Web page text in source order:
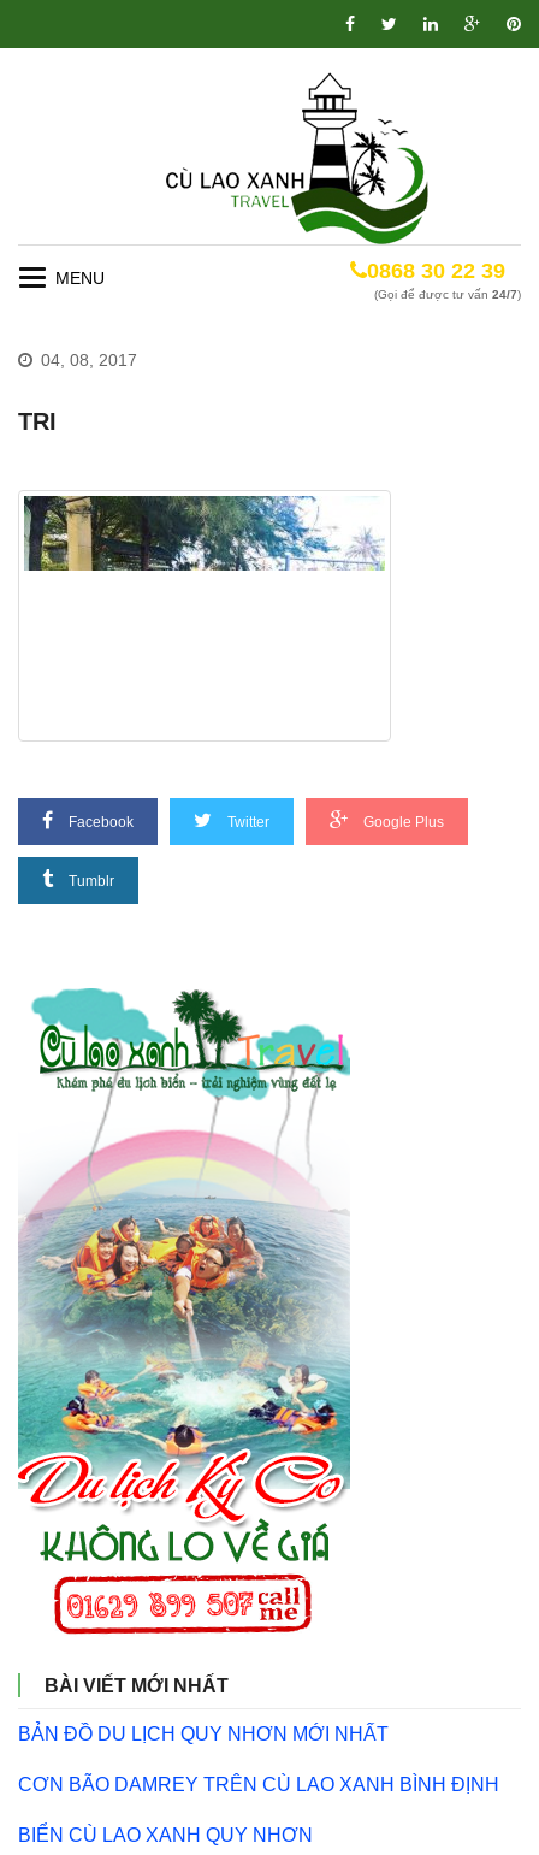
Toggle
0868 30 22 39
(Gọi để được tư vấn 24/7)
04, 08, 2017
TRI
Facebook Twitter Google Plus
Tumblr
BÀI VIẾT MỚI NHẤT
BẢN ĐỒ DU LỊCH QUY NHƠN MỚI NHẤT
CƠN BÃO DAMREY TRÊN CÙ LAO XANH BÌNH ĐỊNH
BIỂN CÙ LAO XANH QUY NHƠN